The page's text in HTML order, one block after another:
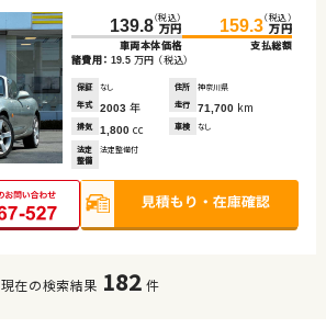
139.8（税込）
万円
車両本体価格
159.3（税込）
万円
支払総額
諸費用： 19.5 万円 （税込）
保証 なし 住所
神奈川県
年式
2003 年 走行 71,700 km
排気 1,800 cc 車検 なし
法定
整備
法定整備付
現在の検索結果 182 件